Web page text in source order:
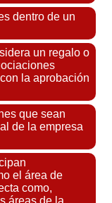
dentro de un
un regalo o
la aprobación
que sean
de la empresa
el área de
como,
áreas de la